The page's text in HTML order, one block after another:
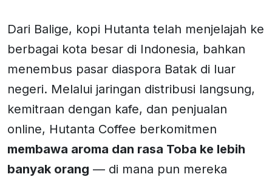
Dari Balige, kopi Hutanta telah menjelajah ke
berbagai kota besar di Indonesia, bahkan
menembus pasar diaspora Batak di luar
negeri. Melalui jaringan distribusi langsung,
kemitraan dengan kafe, dan penjualan
online, Hutanta Coffee berkomitmen
membawa aroma dan rasa Toba ke lebih
banyak orang — di mana pun mereka